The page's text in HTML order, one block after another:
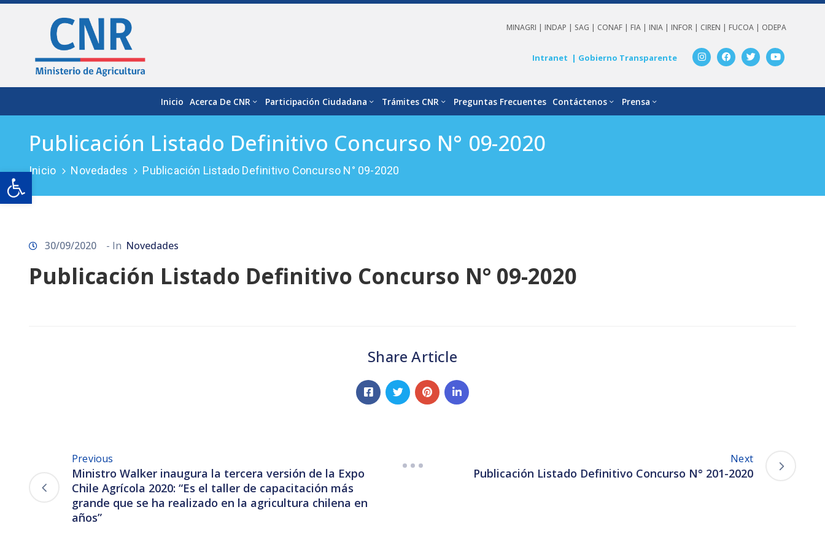
Open toolbar
MINAGRI |INDAP | SAG | CONAF |FIA |INIA |INFOR | CIREN |FUCOA | ODEPA
Intranet | Gobierno Transparente
Inicio Acerca De CNR Participación Ciudadana Trámites CNR Preguntas Frecuentes Contáctenos Prensa
Publicación Listado Definitivo Concurso N° 09-2020
Inicio Novedades Publicación Listado Definitivo Concurso N° 09-2020
30/09/2020 - In Novedades
Publicación Listado Definitivo Concurso N° 09-2020
Share Article
Previous
Ministro Walker inaugura la tercera versión de la Expo
Chile Agrícola 2020: “Es el taller de capacitación más
grande que se ha realizado en la agricultura chilena en
años”
Next
Publicación Listado Definitivo Concurso N° 201-2020